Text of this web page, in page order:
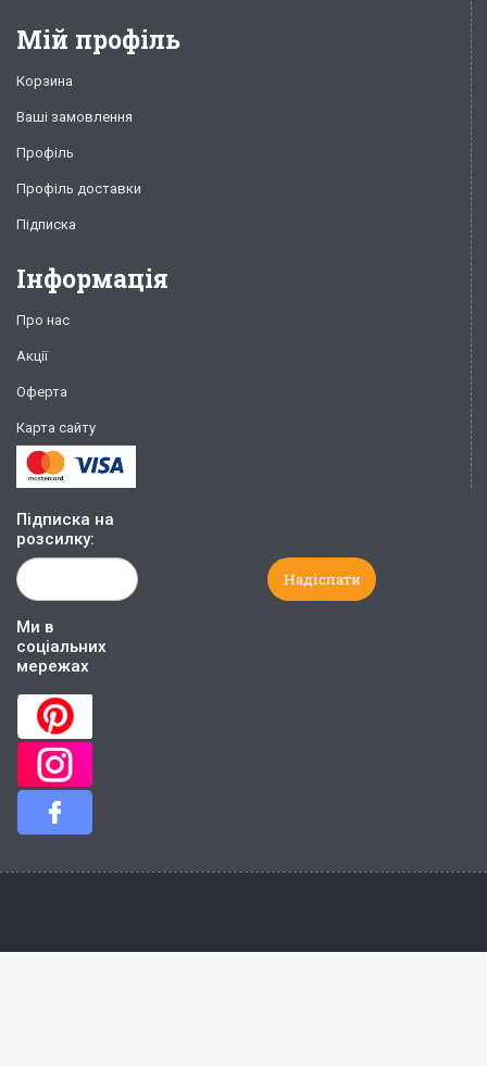
Мій профіль
Корзина
Ваші замовлення
Профіль
Профіль доставки
Підписка
Інформація
Про нас
Акції
Оферта
Карта сайту
Підписка на
розсилку:
Ми в
соціальних
мережах